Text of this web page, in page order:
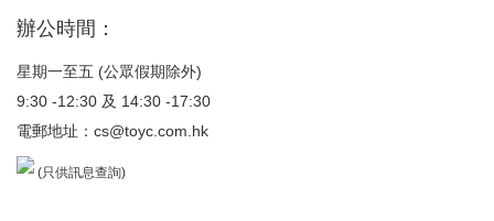
辦公時間：
星期一至五 (公眾假期除外)
9:30 -12:30 及 14:30 -17:30
電郵地址： cs@toyc.com.hk
(只供訊息查詢)